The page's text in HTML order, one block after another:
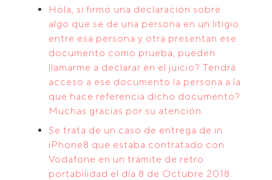
Hola, si firmo una declaración sobre
algo que se de una persona en un litigio
entre esa persona y otra presentan ese
documento como prueba, pueden
llamarme a declarar en el juicio? Tendrá
acceso a ese documento la persona a la
que hace referencia dicho documento?
Muchas gracias por su atención.
Se trata de un caso de entrega de in
iPhone8 que estaba contratado con
Vodafone en un trámite de retro
portabilidad el día 8 de Octubre 2018.